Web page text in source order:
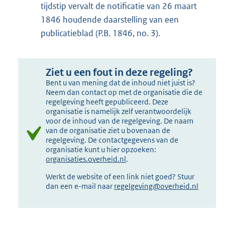
tijdstip vervalt de notificatie van 26 maart
1846 houdende daarstelling van een
publicatieblad (P.B. 1846, no. 3).
Ziet u een fout in deze regeling?
Bent u van mening dat de inhoud niet juist is?
Neem dan contact op met de organisatie die de
regelgeving heeft gepubliceerd. Deze
organisatie is namelijk zelf verantwoordelijk
voor de inhoud van de regelgeving. De naam
van de organisatie ziet u bovenaan de
regelgeving. De contactgegevens van de
organisatie kunt u hier opzoeken:
organisaties.overheid.nl.
Werkt de website of een link niet goed? Stuur
dan een e-mail naar regelgeving@overheid.nl